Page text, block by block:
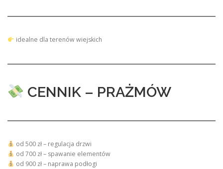
idealne dla terenów wiejskich
CENNIK – PRAŻMÓW
od 500 zł – regulacja drzwi
od 700 zł – spawanie elementów
od 900 zł – naprawa podłogi